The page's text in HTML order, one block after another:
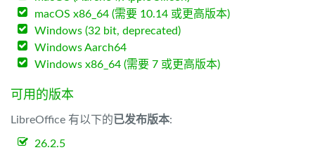
macOS x86_64 (需要 10.14 或更高版本)
Windows (32 bit, deprecated)
Windows Aarch64
Windows x86_64 (需要 7 或更高版本)
可用的版本
LibreOffice 有以下的已发布版本:
26.2.5